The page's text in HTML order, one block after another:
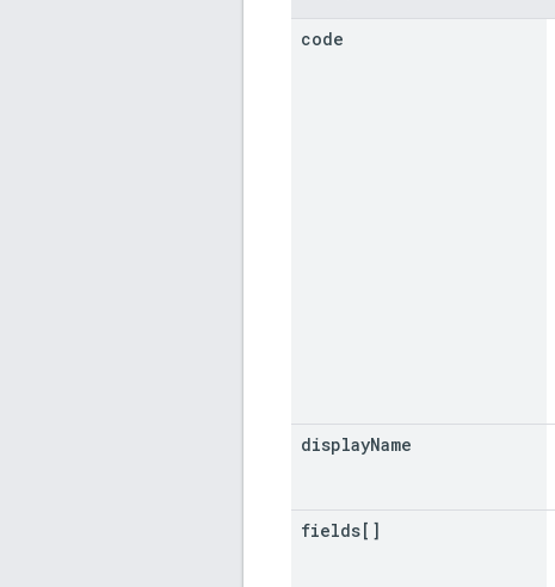
code
displayName
fields[]